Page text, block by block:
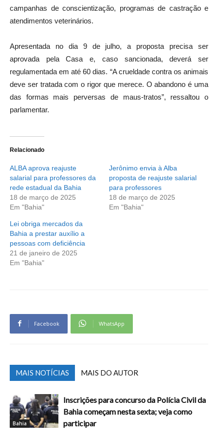
campanhas de conscientização, programas de castração e
atendimentos veterinários.
Apresentada no dia 9 de julho, a proposta precisa ser
aprovada pela Casa e, caso sancionada, deverá ser
regulamentada em até 60 dias. “A crueldade contra os animais
deve ser tratada com o rigor que merece. O abandono é uma
das formas mais perversas de maus-tratos”, ressaltou o
parlamentar.
Relacionado
ALBA aprova reajuste
salarial para professores da
rede estadual da Bahia
18 de março de 2025
Em "Bahia"
Jerônimo envia à Alba
proposta de reajuste salarial
para professores
18 de março de 2025
Em "Bahia"
Lei obriga mercados da
Bahia a prestar auxílio a
pessoas com deficiência
21 de janeiro de 2025
Em "Bahia"
Facebook WhatsApp
MAIS NOTÍCIAS MAIS DO AUTOR
Bahia
Inscrições para concurso da Polícia Civil da
Bahia começam nesta sexta; veja como
participar